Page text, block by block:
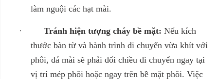
làm nguội các hạt mài.
· Tránh hiện tượng cháy bề mặt: Nếu kích
thước bàn từ và hành trình di chuyển vừa khít với
phôi, đá mài sẽ phải đổi chiều di chuyển ngay tại
vị trí mép phôi hoặc ngay trên bề mặt phôi. Việc